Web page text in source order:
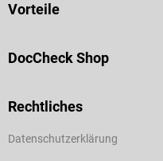
Vorteile
DocCheck Shop
Rechtliches
Datenschutzerklärung